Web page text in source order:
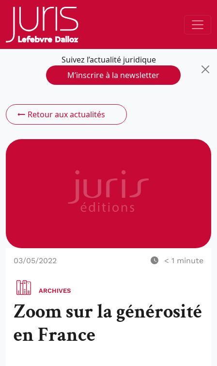
Suivez l’actualité juridique
M’inscrire à la newsletter
Retour aux actualités
03/05/2022 < 1 minute
ARCHIVES
Zoom sur la générosité
en France